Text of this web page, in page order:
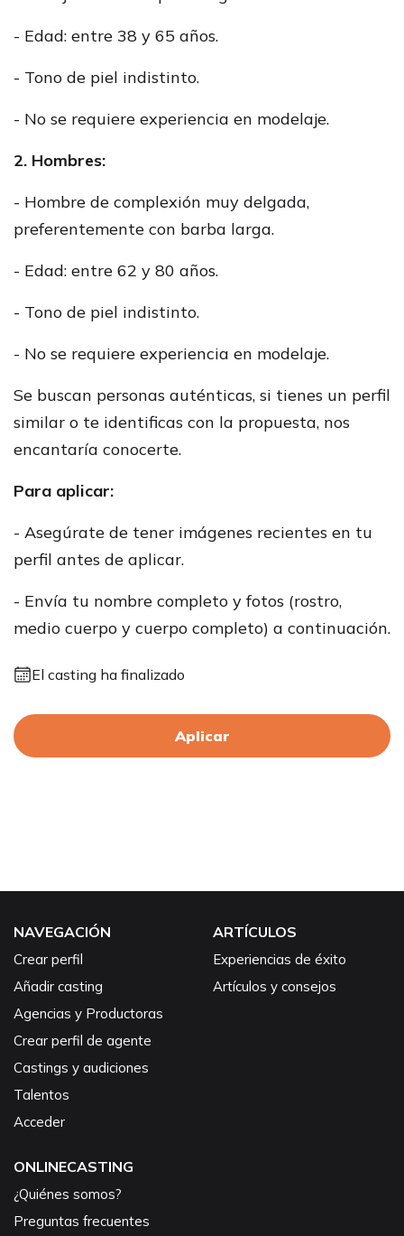
- Edad: entre 38 y 65 años.
- Tono de piel indistinto.
- No se requiere experiencia en modelaje.
2. Hombres:
- Hombre de complexión muy delgada,
preferentemente con barba larga.
- Edad: entre 62 y 80 años.
- Tono de piel indistinto.
- No se requiere experiencia en modelaje.
Se buscan personas auténticas, si tienes un perfil
similar o te identificas con la propuesta, nos
encantaría conocerte.
Para aplicar:
- Asegúrate de tener imágenes recientes en tu
perfil antes de aplicar.
- Envía tu nombre completo y fotos (rostro,
medio cuerpo y cuerpo completo) a continuación.
El casting ha finalizado
Aplicar
NAVEGACIÓN
Crear perfil
Añadir casting
Agencias y Productoras
Crear perfil de agente
Castings y audiciones
Talentos
Acceder
ARTÍCULOS
Experiencias de éxito
Artículos y consejos
ONLINECASTING
¿Quiénes somos?
Preguntas frecuentes